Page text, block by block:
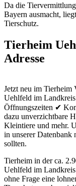
Da die
Bayern ausmacht,
Tierschutz.
Tierheim
Adresse
Jetzt neu im Tierheim
Uehlfeld im
Öffnungszeiten ✔
dazu unverzichtbare
Kleintiere und mehr.
in unserer Datenbank
sollten.
Tierheim in der ca.
Uehlfeld im
ohne Frage eine